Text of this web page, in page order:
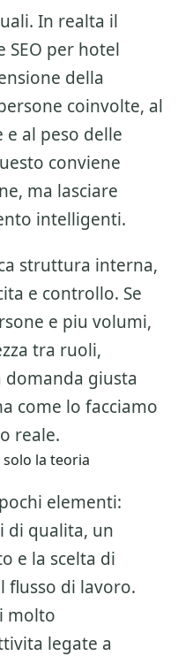
In realta il
SEO per hotel
della
coinvolte, al
al peso delle
conviene
ma lasciare
intelligenti.
struttura interna,
e controllo. Se
e piu volumi,
tra ruoli,
domanda giusta
come lo facciamo
reale.
la teoria
elementi:
di qualita, un
e la scelta di
flusso di lavoro.
molto
legate a